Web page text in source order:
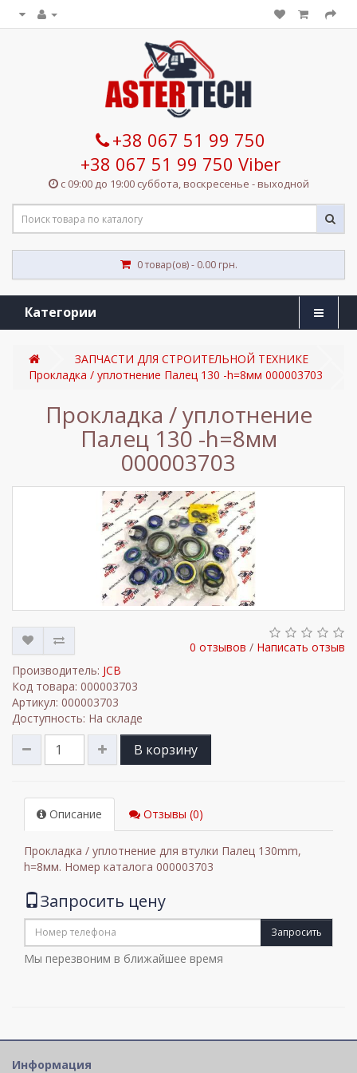
+38 067 51 99 750
+38 067 51 99 750 Viber
с 09:00 до 19:00 суббота, воскресенье - выходной
0 товар(ов) - 0.00 грн.
Категории
ЗАПЧАСТИ ДЛЯ СТРОИТЕЛЬНОЙ ТЕХНИКЕ
Прокладка / уплотнение Палец 130 -h=8мм 000003703
Прокладка / уплотнение
Палец 130 -h=8мм
000003703
0 отзывов / Написать отзыв
Производитель: JCB
Код товара: 000003703
Артикул: 000003703
Доступность: На складе
В корзину
Описание Отзывы (0)
Прокладка / уплотнение для втулки Палец 130mm,
h=8мм. Номер каталога 000003703
Запросить цену
Запросить
Мы перезвоним в ближайшее время
Информация